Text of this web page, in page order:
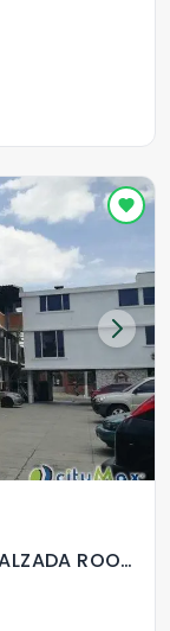
EDIFICIO RESIDENCIAL EN VENTA CALZADA ROOSEVELT MIXCO